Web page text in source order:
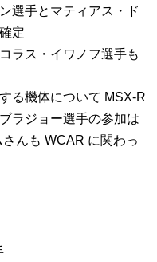
選手とマティアス・ド
定
ラス・イワノフ選手も
る機体について MSX-R
ラジョー選手の参加は
んも WCAR に関わっ